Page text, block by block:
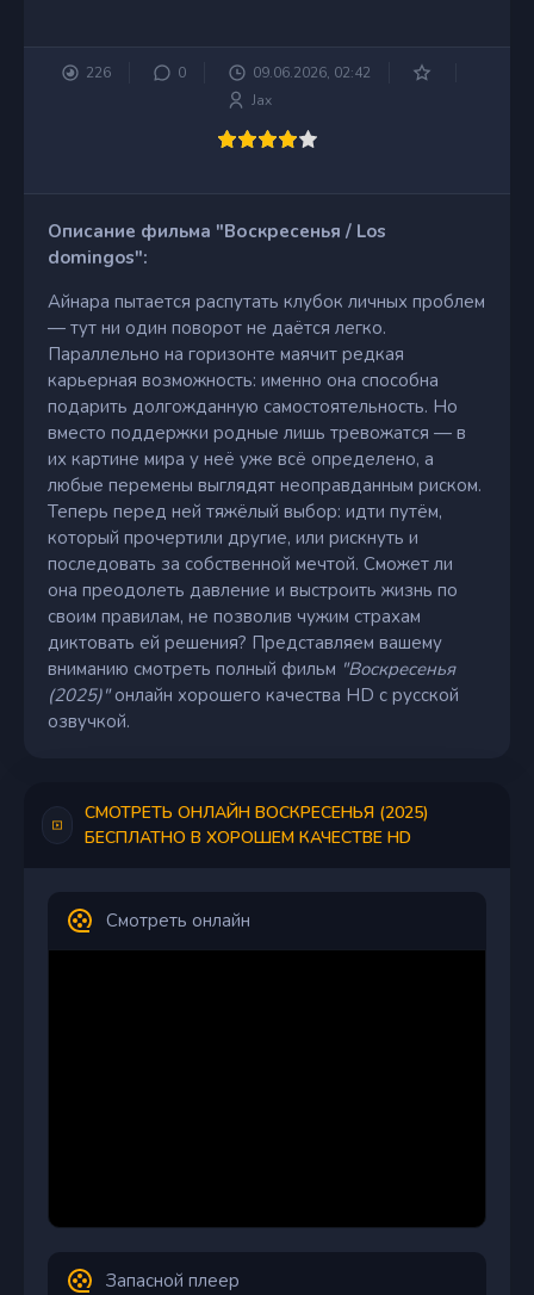
226 0
09.06.2026, 02:42
Jax
Описание фильма "Воскресенья / Los
domingos":
Айнара пытается распутать клубок личных проблем
— тут ни один поворот не даётся легко.
Параллельно на горизонте маячит редкая
карьерная возможность: именно она способна
подарить долгожданную самостоятельность. Но
вместо поддержки родные лишь тревожатся — в
их картине мира у неё уже всё определено, а
любые перемены выглядят неоправданным риском.
Теперь перед ней тяжёлый выбор: идти путём,
который прочертили другие, или рискнуть и
последовать за собственной мечтой. Сможет ли
она преодолеть давление и выстроить жизнь по
своим правилам, не позволив чужим страхам
диктовать ей решения? Представляем вашему
вниманию смотреть полный фильм "Воскресенья
(2025)"онлайн хорошего качества HD с русской
озвучкой.
СМОТРЕТЬ ОНЛАЙН ВОСКРЕСЕНЬЯ (2025)
БЕСПЛАТНО В ХОРОШЕМ КАЧЕСТВЕ HD
Смотреть онлайн
Запасной плеер